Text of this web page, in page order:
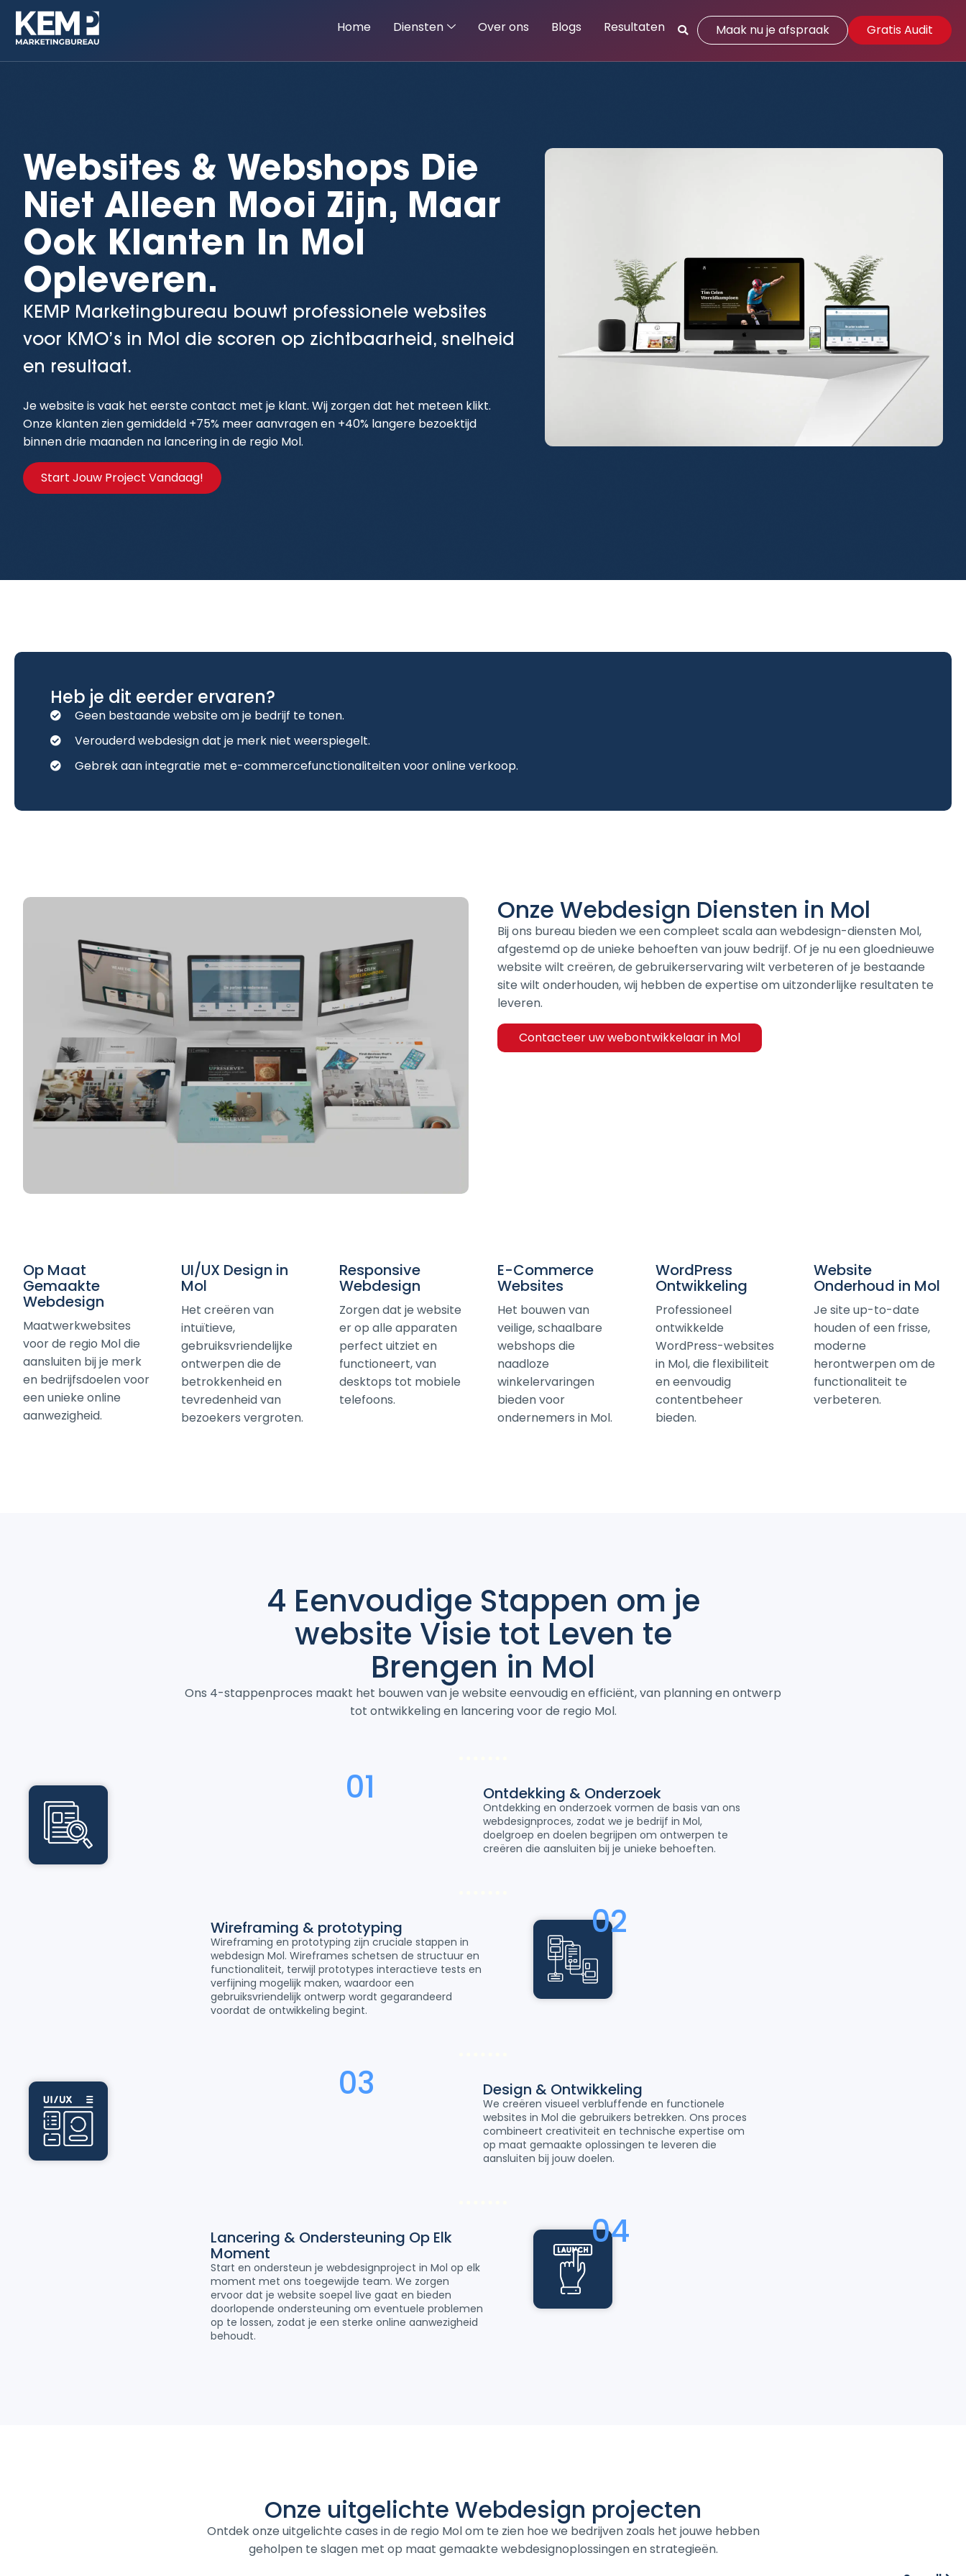
Home Diensten Over ons Blogs Resultaten Maak nu je afspraak Gratis Audit
Websites & Webshops Die
Niet Alleen Mooi Zijn, Maar
Ook Klanten In Mol
Opleveren.
KEMP Marketingbureau bouwt professionele websites
voor KMO’s in Mol die scoren op zichtbaarheid, snelheid
en resultaat.
Je website is vaak het eerste contact met je klant. Wij zorgen dat het meteen klikt.
Onze klanten zien gemiddeld +75% meer aanvragen en +40% langere bezoektijd
binnen drie maanden na lancering in de regio Mol.
Start Jouw Project Vandaag!
Heb je dit eerder ervaren?
Geen bestaande website om je bedrijf te tonen.
Verouderd webdesign dat je merk niet weerspiegelt.
Gebrek aan integratie met e-commercefunctionaliteiten voor online verkoop.
Onze Webdesign Diensten in Mol
Bij ons bureau bieden we een compleet scala aan webdesign-diensten Mol,
afgestemd op de unieke behoeften van jouw bedrijf. Of je nu een gloednieuwe
website wilt creëren, de gebruikerservaring wilt verbeteren of je bestaande
site wilt onderhouden, wij hebben de expertise om uitzonderlijke resultaten te
leveren.
Contacteer uw webontwikkelaar in Mol
Op Maat
Gemaakte
Webdesign
Maatwerkwebsites
voor de regio Mol die
aansluiten bij je merk
en bedrijfsdoelen voor
een unieke online
aanwezigheid.
UI/UX Design in
Mol
Het creëren van
intuïtieve,
gebruiksvriendelijke
ontwerpen die de
betrokkenheid en
tevredenheid van
bezoekers vergroten.
Responsive
Webdesign
Zorgen dat je website
er op alle apparaten
perfect uitziet en
functioneert, van
desktops tot mobiele
telefoons.
E-Commerce
Websites
Het bouwen van
veilige, schaalbare
webshops die
naadloze
winkelervaringen
bieden voor
ondernemers in Mol.
WordPress
Ontwikkeling
Professioneel
ontwikkelde
WordPress-websites
in Mol, die flexibiliteit
en eenvoudig
contentbeheer
bieden.
Website
Onderhoud in Mol
Je site up-to-date
houden of een frisse,
moderne
herontwerpen om de
functionaliteit te
verbeteren.
4 Eenvoudige Stappen om je
website Visie tot Leven te
Brengen in Mol
Ons 4-stappenproces maakt het bouwen van je website eenvoudig en efficiënt, van planning en ontwerp
tot ontwikkeling en lancering voor de regio Mol.
01 Ontdekking & Onderzoek
Ontdekking en onderzoek vormen de basis van ons
webdesignproces, zodat we je bedrijf in Mol,
doelgroep en doelen begrijpen om ontwerpen te
creëren die aansluiten bij je unieke behoeften.
02
Wireframing & prototyping
Wireframing en prototyping zijn cruciale stappen in
webdesign Mol. Wireframes schetsen de structuur en
functionaliteit, terwijl prototypes interactieve tests en
verfijning mogelijk maken, waardoor een
gebruiksvriendelijk ontwerp wordt gegarandeerd
voordat de ontwikkeling begint.
03 Design & Ontwikkeling
We creëren visueel verbluffende en functionele
websites in Mol die gebruikers betrekken. Ons proces
combineert creativiteit en technische expertise om
op maat gemaakte oplossingen te leveren die
aansluiten bij jouw doelen.
04
Lancering & Ondersteuning Op Elk
Moment
Start en ondersteun je webdesignproject in Mol op elk
moment met ons toegewijde team. We zorgen
ervoor dat je website soepel live gaat en bieden
doorlopende ondersteuning om eventuele problemen
op te lossen, zodat je een sterke online aanwezigheid
behoudt.
Onze uitgelichte Webdesign projecten
Ontdek onze uitgelichte cases in de regio Mol om te zien hoe we bedrijven zoals het jouwe hebben
geholpen te slagen met op maat gemaakte webdesignoplossingen en strategieën.